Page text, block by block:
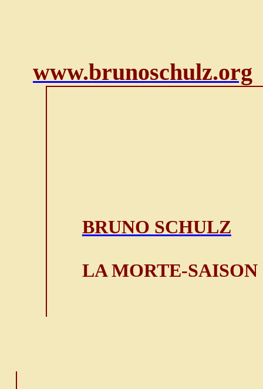
www.brunoschulz.org
BRUNO SCHULZ
LA MORTE-SAISON